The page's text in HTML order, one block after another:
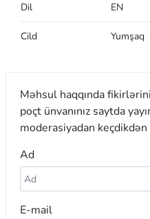
Dil EN
Cild Yumşaq
Məhsul haqqında
poçt ünvanınız saytda
moderasiyadan
Ad
E-mail